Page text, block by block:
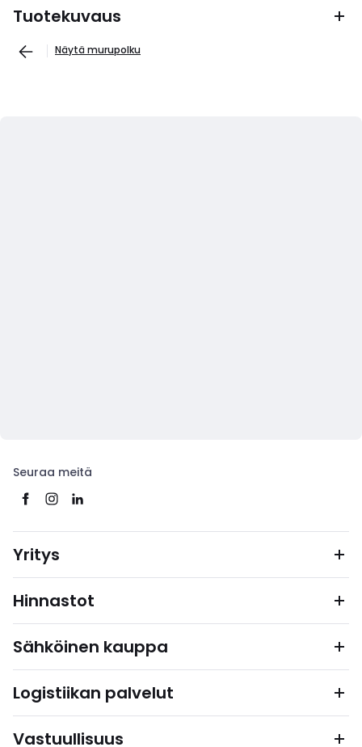
Tuotekuvaus
Näytä murupolku
Seuraa meitä
Yritys
Hinnastot
Sähköinen kauppa
Logistiikan palvelut
Vastuullisuus